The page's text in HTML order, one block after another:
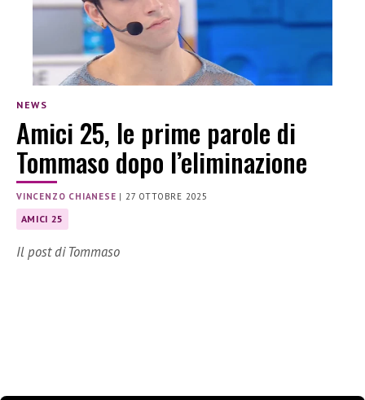
NEWS
Amici 25, le prime parole di
Tommaso dopo l’eliminazione
VINCENZO CHIANESE |27 OTTOBRE 2025
AMICI 25
Il post di Tommaso